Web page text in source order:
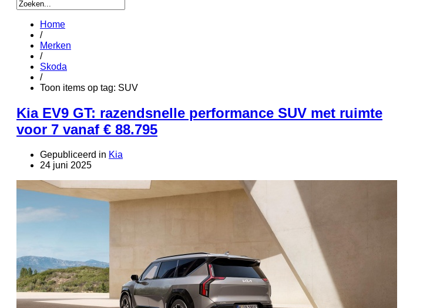
Home
/
Merken
/
Skoda
/
Toon items op tag: SUV
Kia EV9 GT: razendsnelle performance SUV met ruimte
voor 7 vanaf € 88.795
Gepubliceerd in Kia
24 juni 2025